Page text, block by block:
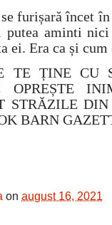
furișară încet
putea aminti
ei. Era ca și
TE ȚINE CU
OPREȘTE
STRĂZILE
BARN
on august 16, 2021